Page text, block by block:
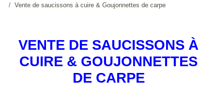
Vente de saucissons à cuire & Goujonnettes de carpe
VENTE DE SAUCISSONS À
CUIRE & GOUJONNETTES
DE CARPE